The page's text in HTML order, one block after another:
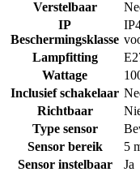
Verstelbaar
IP
Beschermingsklasse
Lampfitting
Wattage
Inclusief schakelaar
Richtbaar
Type sensor
Sensor bereik
5
Sensor instelbaar
Ja